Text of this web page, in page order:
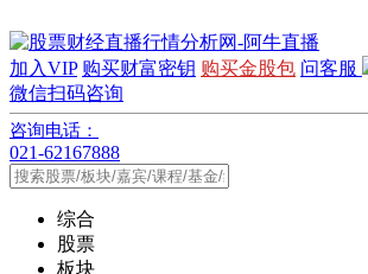
加入VIP 购买财富密钥 购买金股包 问客服
微信扫码咨询
咨询电话：
021-62167888
综合
股票
板块